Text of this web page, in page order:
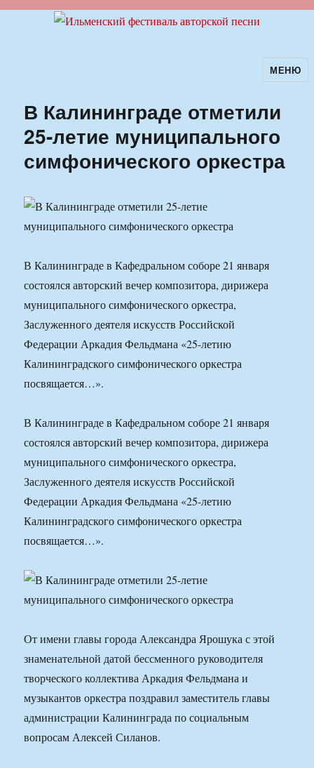
Ильменский фестиваль авторскойМЕНЮ
В Калининграде отметили
25-летие муниципального
симфонического оркестра
В Калининграде в Кафедральном соборе 21 января
состоялся авторский вечер композитора, дирижера
муниципального симфонического оркестра,
Заслуженного деятеля искусств Российской
Федерации Аркадия Фельдмана «25-летию
Калининградского симфонического оркестра
посвящается…».
В Калининграде в Кафедральном соборе 21 января
состоялся авторский вечер композитора, дирижера
муниципального симфонического оркестра,
Заслуженного деятеля искусств Российской
Федерации Аркадия Фельдмана «25-летию
Калининградского симфонического оркестра
посвящается…».
От имени главы города Александра Ярошука с этой
знаменательной датой бессменного руководителя
творческого коллектива Аркадия Фельдмана и
музыкантов оркестра поздравил заместитель главы
администрации Калининграда по социальным
вопросам Алексей Силанов.